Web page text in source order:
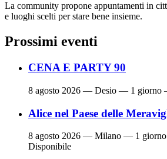
La community propone appuntamenti in
e luoghi scelti per stare bene insieme.
Prossimi eventi
CENA E PARTY 90
8 agosto 2026 — Desio — 1 giorno
Alice nel Paese delle
8 agosto 2026 — Milano — 1
Disponibile